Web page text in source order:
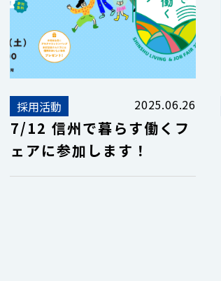
採用活動 2025.06.26
7/12 信州で暮らす働くフ
ェアに参加します！